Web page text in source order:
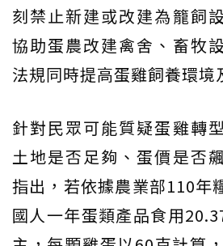
刻禁止新建或改建為籠飼
協助蛋農改建禽舍、畜牧
法規同時提高蛋雞飼養環境
針對民眾可能質疑蛋雞轉
土地是否足夠、蛋價是否
指出，若依據農業部110年
國人一年蛋類產品食用